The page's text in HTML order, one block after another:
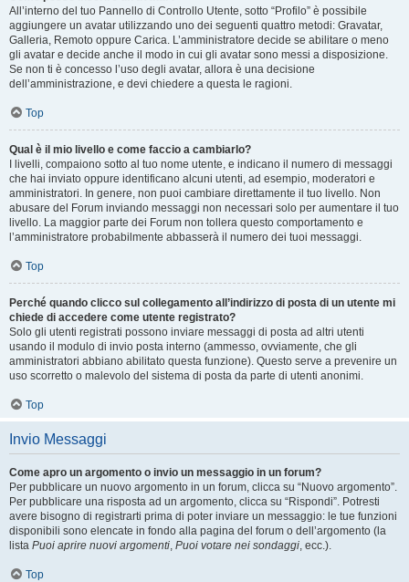
All’interno del tuo Pannello di Controllo Utente, sotto “Profilo” è possibile
aggiungere un avatar utilizzando uno dei seguenti quattro metodi: Gravatar,
Galleria, Remoto oppure Carica. L’amministratore decide se abilitare o meno
gli avatar e decide anche il modo in cui gli avatar sono messi a disposizione.
Se non ti è concesso l’uso degli avatar, allora è una decisione
dell’amministrazione, e devi chiedere a questa le ragioni.
Top
Qual è il mio livello e come faccio a cambiarlo?
I livelli, compaiono sotto al tuo nome utente, e indicano il numero di messaggi
che hai inviato oppure identificano alcuni utenti, ad esempio, moderatori e
amministratori. In genere, non puoi cambiare direttamente il tuo livello. Non
abusare del Forum inviando messaggi non necessari solo per aumentare il tuo
livello. La maggior parte dei Forum non tollera questo comportamento e
l’amministratore probabilmente abbasserà il numero dei tuoi messaggi.
Top
Perché quando clicco sul collegamento all’indirizzo di posta di un utente mi
chiede di accedere come utente registrato?
Solo gli utenti registrati possono inviare messaggi di posta ad altri utenti
usando il modulo di invio posta interno (ammesso, ovviamente, che gli
amministratori abbiano abilitato questa funzione). Questo serve a prevenire un
uso scorretto o malevolo del sistema di posta da parte di utenti anonimi.
Top
Invio Messaggi
Come apro un argomento o invio un messaggio in un forum?
Per pubblicare un nuovo argomento in un forum, clicca su “Nuovo argomento”.
Per pubblicare una risposta ad un argomento, clicca su “Rispondi”. Potresti
avere bisogno di registrarti prima di poter inviare un messaggio: le tue funzioni
disponibili sono elencate in fondo alla pagina del forum o dell’argomento (la
lista Puoi aprire nuovi argomenti, Puoi votare nei sondaggi, ecc.).
Top